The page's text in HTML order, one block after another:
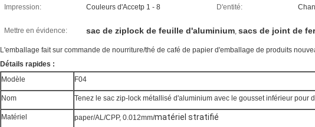
Impression: Couleurs d'Accetp 1 - 8 D'entité:
Mettre en évidence: sac de ziplock de feuille d'aluminium, sacs de joint de
L'emballage fait sur commande de nourriture/thé de café de papier d'emballage de produits
Détails rapides :
Modèle
F04
Nom Tenez le sac zip-lock métallisé d'aluminium avec le gousset inférieur pour
Matériel paper/AL/CPP, 0.012mm/matériel stratifié